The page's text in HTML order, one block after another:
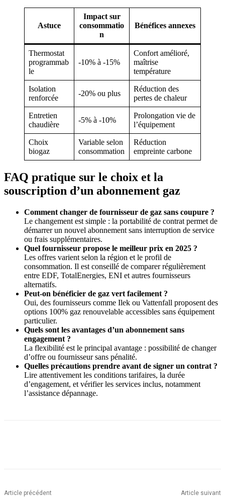
Astuce
Impact sur
consommatio
n
Bénéfices annexes
Thermostat
programmab
le
-10% à -15%
Confort amélioré,
maîtrise
température
Isolation
renforcée
-20% ou plus
Réduction des
pertes de chaleur
Entretien
chaudière
-5% à -10%
Prolongation vie de
l’équipement
Choix
biogaz
Variable selon
consommation
Réduction
empreinte carbone
FAQ pratique sur le choix et la
souscription d’un abonnement gaz
Comment changer de fournisseur de gaz sans coupure ?
Le changement est simple : la portabilité de contrat permet de
démarrer un nouvel abonnement sans interruption de service
ou frais supplémentaires.
Quel fournisseur propose le meilleur prix en 2025 ?
Les offres varient selon la région et le profil de
consommation. Il est conseillé de comparer régulièrement
entre EDF, TotalEnergies, ENI et autres fournisseurs
alternatifs.
Peut-on bénéficier de gaz vert facilement ?
Oui, des fournisseurs comme Ilek ou Vattenfall proposent des
options 100% gaz renouvelable accessibles sans équipement
particulier.
Quels sont les avantages d’un abonnement sans
engagement ?
La flexibilité est le principal avantage : possibilité de changer
d’offre ou fournisseur sans pénalité.
Quelles précautions prendre avant de signer un contrat ?
Lire attentivement les conditions tarifaires, la durée
d’engagement, et vérifier les services inclus, notamment
l’assistance dépannage.
Article précédent Article suivant